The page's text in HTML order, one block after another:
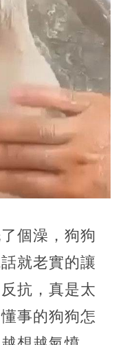
個澡，狗狗
就老實的讓
抗，真是太
事的狗狗怎